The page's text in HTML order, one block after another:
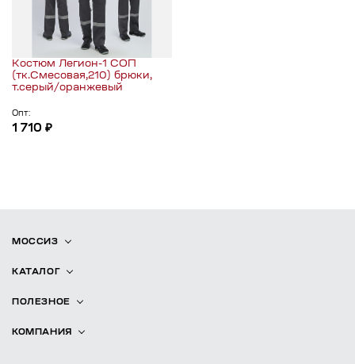
Костюм Легион-1 СОП
(тк.Смесовая,210) брюки,
т.серый/оранжевый
Опт:
1 710 ₽
МОССИЗ
КАТАЛОГ
ПОЛЕЗНОЕ
КОМПАНИЯ